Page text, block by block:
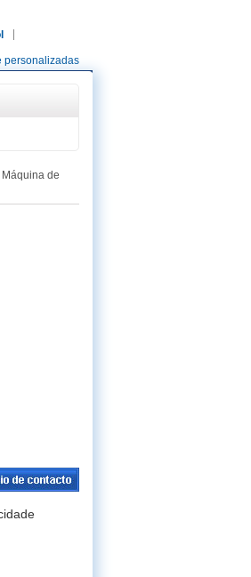
personalizadas
Máquina de